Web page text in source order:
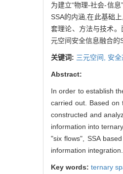
为建立“物理-社会-信
SSA的内涵,在此基础
套理论、方法与技术。
元空间安全信息融合的
关键词: 三元空间, 安全
Abstract:
In order to establish
carried out. Based on
constructed and
information into
"six flows", SSA
information integration.
Key words: ternary